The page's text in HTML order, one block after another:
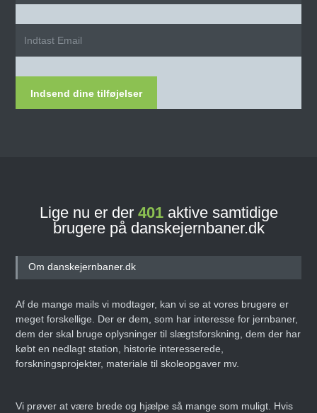
Indsend dine tilføjelser
Lige nu er der 401aktive samtidige
brugere på danskejernbaner.dk
Om danskejernbaner.dk
Af de mange mails vi modtager, kan vi se at vores brugere er
meget forskellige. Der er dem, som har interesse for jernbaner,
dem der skal bruge oplysninger til slægtsforskning, dem der har
købt en nedlagt station, historie interesserede,
forskningsprojekter, materiale til skoleopgaver mv.
Vi prøver at være brede og hjælpe så mange som muligt. Hvis